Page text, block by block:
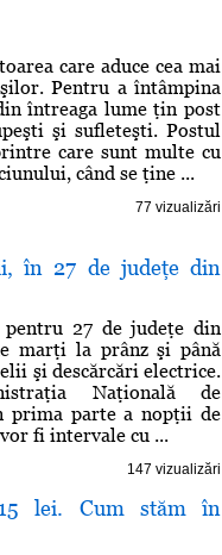
care aduce cea mai
Pentru a întâmpina
întreaga lume ţin post
şi sufleteşti. Postul
care sunt multe cu
când se ţine ...
77 vizualizări
în 27 de judeţe din
27 de judeţe din
marţi la prânz şi până
şi descărcări electrice.
Naţională de
prima parte a nopţii de
fi intervale cu ...
147 vizualizări
lei. Cum stăm în